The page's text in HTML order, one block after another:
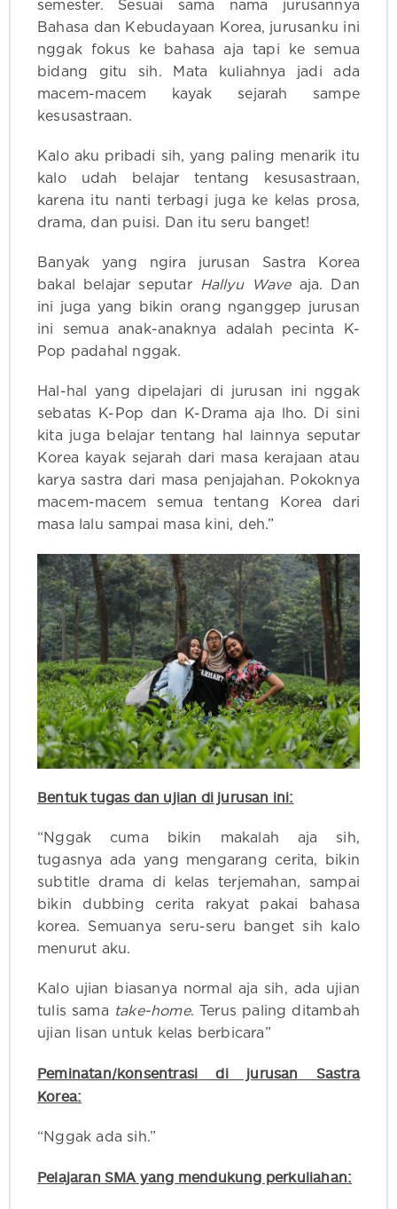
semester. Sesuai sama nama jurusannya
Bahasa dan Kebudayaan Korea, jurusanku ini
nggak fokus ke bahasa aja tapi ke semua
bidang gitu sih. Mata kuliahnya jadi ada
macem-macem kayak sejarah sampe
kesusastraan.
Kalo aku pribadi sih, yang paling menarik itu
kalo udah belajar tentang kesusastraan,
karena itu nanti terbagi juga ke kelas prosa,
drama, dan puisi. Dan itu seru banget!
Banyak yang ngira jurusan Sastra Korea
bakal belajar seputarHallyu Waveaja. Dan
ini juga yang bikin orang nganggep jurusan
ini semua anak-anaknya adalah pecinta K-
Pop padahal nggak.
Hal-hal yang dipelajari di jurusan ini nggak
sebatas K-Pop dan K-Drama aja lho. Di sini
kita juga belajar tentang hal lainnya seputar
Korea kayak sejarah dari masa kerajaan atau
karya sastra dari masa penjajahan. Pokoknya
macem-macem semua tentang Korea dari
masa lalu sampai masa kini, deh.”
Bentuk tugas dan ujian di jurusan ini:
“Nggak cuma bikin makalah aja sih,
tugasnya ada yang mengarang cerita, bikin
subtitle drama di kelas terjemahan, sampai
bikin dubbing cerita rakyat pakai bahasa
korea. Semuanya seru-seru banget sih kalo
menurut aku.
Kalo ujian biasanya normal aja sih, ada ujian
tulis sama take-home. Terus paling ditambah
ujian lisan untuk kelas berbicara”
Peminatan/konsentrasi di jurusan Sastra
Korea:
“Nggak ada sih.”
Pelajaran SMA yang mendukung perkuliahan: